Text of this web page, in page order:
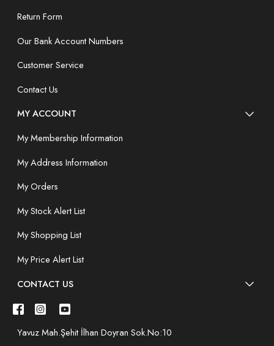
Return Form
Our Bank Account Numbers
Customer Service
Contact Us
MY ACCOUNT
My Membership Information
My Address Information
My Orders
My Stock Alert List
My Shopping List
My Price Alert List
CONTACT US
Yavuz Mah.Şehit İlhan Doyran Sok.No:10